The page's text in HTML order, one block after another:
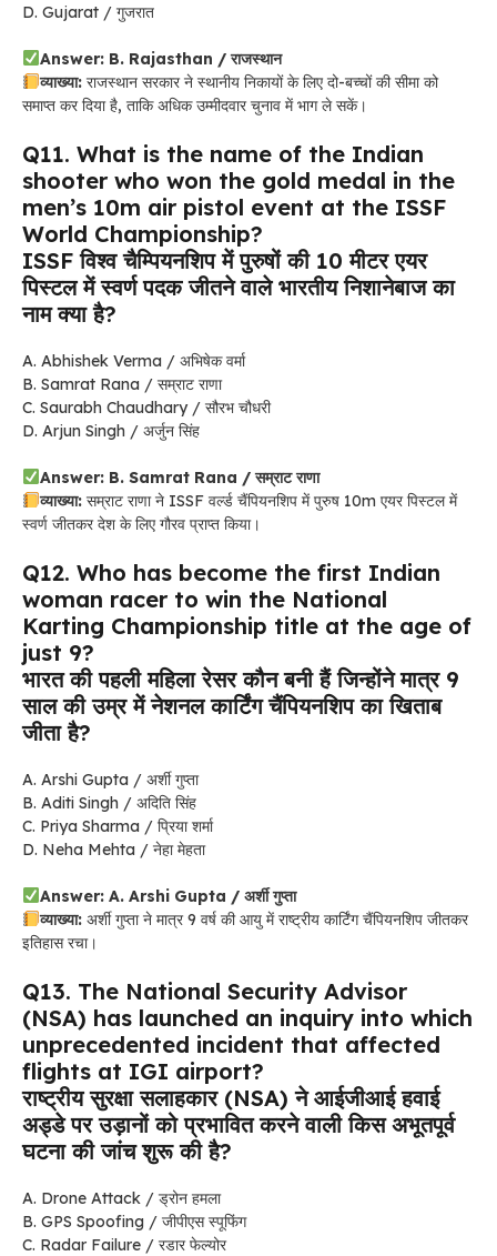
D. Gujarat / गुजरात
Answer: B. Rajasthan / राजस्थान
व्याख्या:राजस्थान सरकार ने स्थानीय निकायों के लिए दो-बच्चों की सीमा को
समाप्त कर दिया है, ताकि अधिक उम्मीदवार चुनाव में भाग ले सकें।
Q11. What is the name of the Indian
shooter who won the gold medal in the
men’s 10m air pistol event at the ISSF
World Championship?
ISSF विश्व चैम्पियनशिप में पुरुषों की 10 मीटर एयर
पिस्टल में स्वर्ण पदक जीतने वाले भारतीय निशानेबाज का
नाम क्या है?
A. Abhishek Verma / अभिषेक वर्मा
B. Samrat Rana / सम्राट राणा
C. Saurabh Chaudhary / सौरभ चौधरी
D. Arjun Singh / अर्जुन सिंह
Answer: B. Samrat Rana / सम्राट राणा
व्याख्या: सम्राट राणा ने ISSF वर्ल्ड चैंपियनशिप में पुरुष 10m एयर पिस्टल में
स्वर्ण जीतकर देश के लिए गौरव प्राप्त किया।
Q12. Who has become the first Indian
woman racer to win the National
Karting Championship title at the age of
just 9?
भारत की पहली महिला रेसर कौन बनी हैं जिन्होंने मात्र 9
साल की उम्र में नेशनल कार्टिंग चैंपियनशिप का खिताब
जीता है?
A. Arshi Gupta / अर्शी गुप्ता
B. Aditi Singh / अदिति सिंह
C. Priya Sharma / प्रिया शर्मा
D. Neha Mehta / नेहा मेहता
Answer: A. Arshi Gupta / अर्शी गुप्ता
व्याख्या:अर्शी गुप्ता ने मात्र 9 वर्ष की आयु में राष्ट्रीय कार्टिंग चैंपियनशिप जीतकर
इतिहास रचा।
Q13. The National Security Advisor
(NSA) has launched an inquiry into which
unprecedented incident that affected
flights at IGI airport?
राष्ट्रीय सुरक्षा सलाहकार (NSA) ने आईजीआई हवाई
अड्डे पर उड़ानों को प्रभावित करने वाली किस अभूतपूर्व
घटना की जांच शुरू की है?
A. Drone Attack / ड्रोन हमला
B. GPS Spoofing / जीपीएस स्पूफिंग
C. Radar Failure / रडार फेल्योर